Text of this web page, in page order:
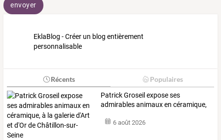
envoyer
EklaBlog - Créer un blog entièrement
personnalisable
Récents Populaires
PatrickGroseil exposeses
admirablesanimauxen céramique,
6 août 2026